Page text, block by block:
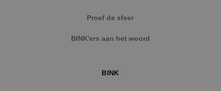
Proef de sfeer
BINK'ers aan het woord
BINK
Strikt noodzakelijke cookies maken de
website kan niet goed worden gebruikt zonder de